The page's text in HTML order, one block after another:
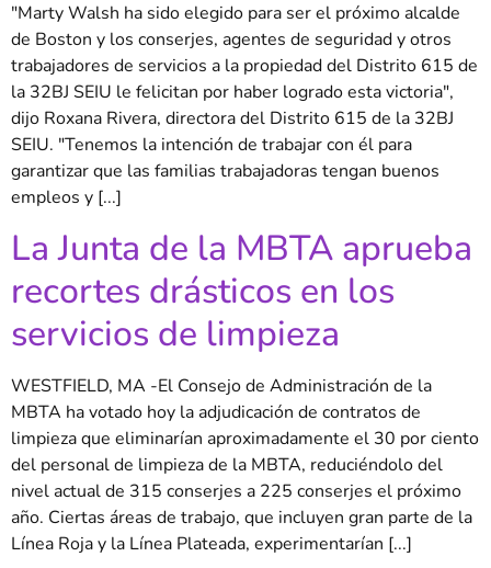
"Marty Walsh ha sido elegido para ser el próximo alcalde
de Boston y los conserjes, agentes de seguridad y otros
trabajadores de servicios a la propiedad del Distrito 615 de
la 32BJ SEIU le felicitan por haber logrado esta victoria",
dijo Roxana Rivera, directora del Distrito 615 de la 32BJ
SEIU. "Tenemos la intención de trabajar con él para
garantizar que las familias trabajadoras tengan buenos
empleos y [...]
La Junta de la MBTA aprueba
recortes drásticos en los
servicios de limpieza
WESTFIELD, MA -El Consejo de Administración de la
MBTA ha votado hoy la adjudicación de contratos de
limpieza que eliminarían aproximadamente el 30 por ciento
del personal de limpieza de la MBTA, reduciéndolo del
nivel actual de 315 conserjes a 225 conserjes el próximo
año. Ciertas áreas de trabajo, que incluyen gran parte de la
Línea Roja y la Línea Plateada, experimentarían [...]